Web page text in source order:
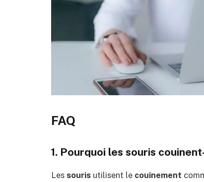
FAQ
1. Pourquoi les souris
Les souris utilisent le couinement